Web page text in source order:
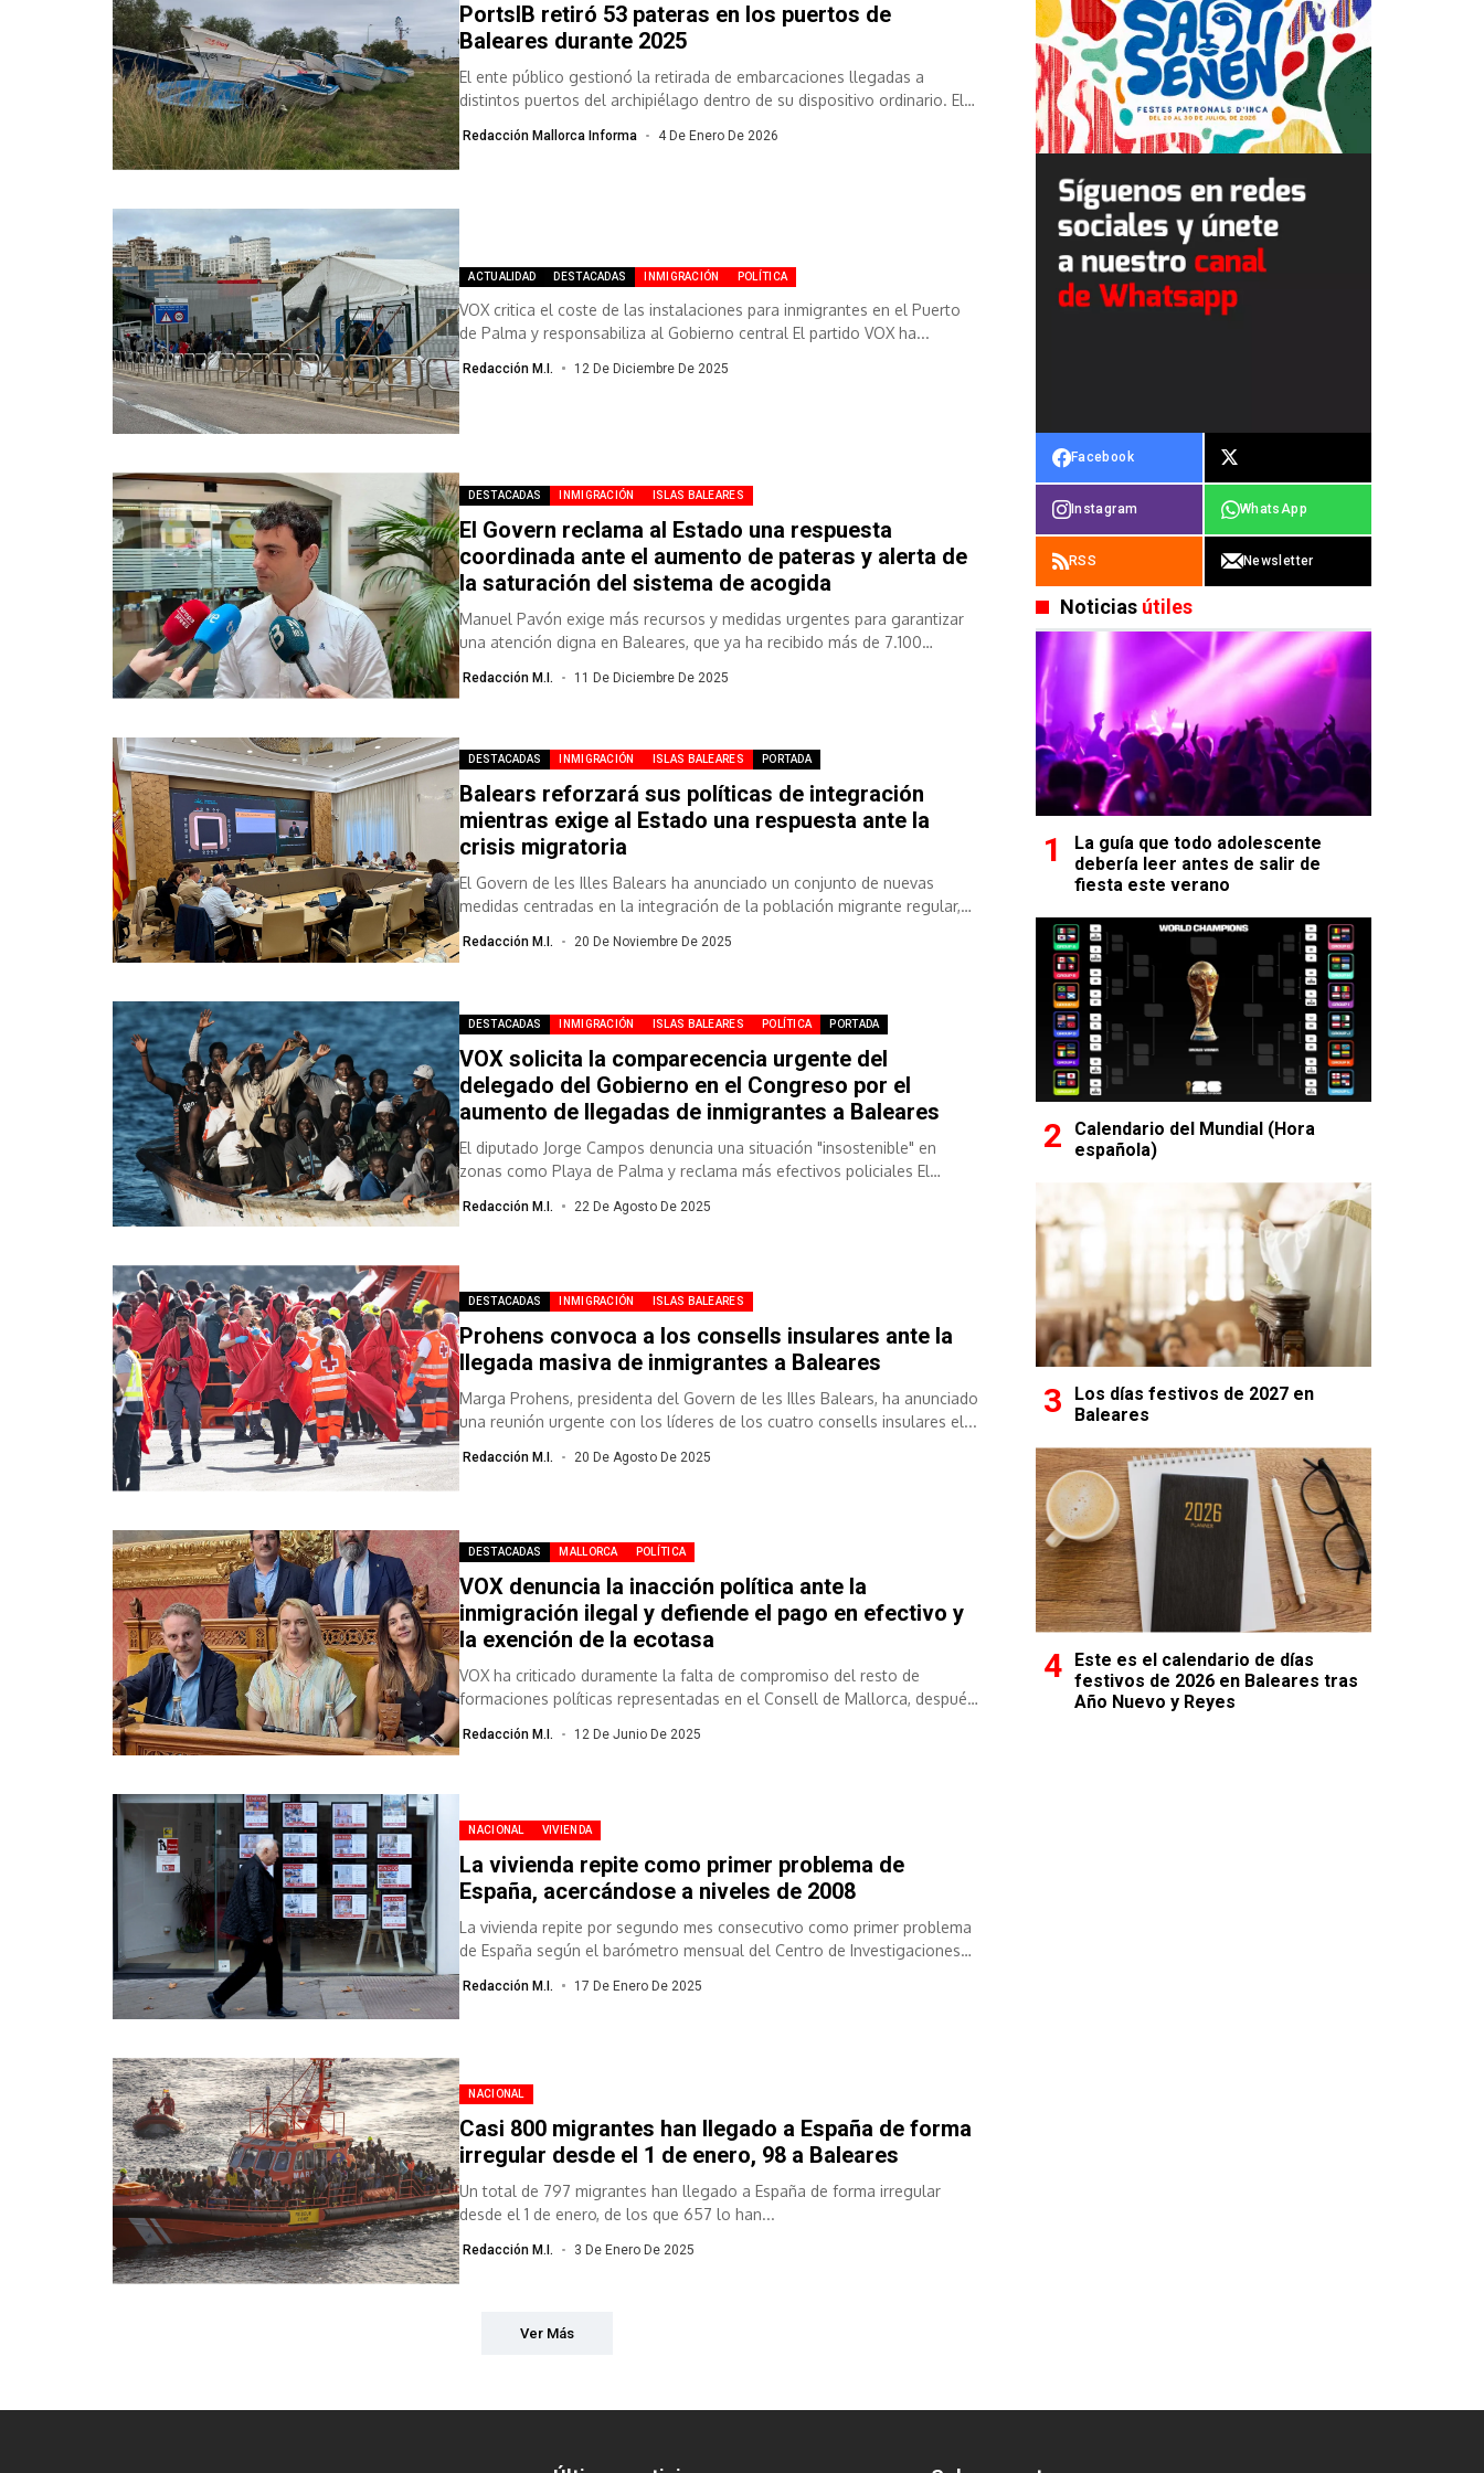
PortsIB retiró 53 pateras en los puertos de
Baleares durante 2025
El ente público gestionó la retirada de embarcaciones llegadas a
distintos puertos del archipiélago dentro de su dispositivo ordinario. El
Redacción Mallorca Informa 4 De Enero De 2026
ACTUALIDAD DESTACADAS INMIGRACIÓN POLÍTICA
VOX critica el coste de las instalaciones para inmigrantes en el Puerto
de Palma y responsabiliza al Gobierno central El partido VOX ha...
Redacción M.I. 12 De Diciembre De 2025
DESTACADAS INMIGRACIÓN ISLAS BALEARES
El Govern reclama al Estado una respuesta
coordinada ante el aumento de pateras y alerta de
la saturación del sistema de acogida
Manuel Pavón exige más recursos y medidas urgentes para garantizar
una atención digna en Baleares, que ya ha recibido más de 7.100
Redacción M.I. 11 De Diciembre De 2025
DESTACADAS INMIGRACIÓN ISLAS BALEARES PORTADA
Balears reforzará sus políticas de integración
mientras exige al Estado una respuesta ante la
crisis migratoria
El Govern de les Illes Balears ha anunciado un conjunto de nuevas
medidas centradas en la integración de la población migrante regular,
Redacción M.I. 20 De Noviembre De 2025
DESTACADAS INMIGRACIÓN ISLAS BALEARES POLÍTICA PORTADA
VOX solicita la comparecencia urgente del
delegado del Gobierno en el Congreso por el
aumento de llegadas de inmigrantes a Baleares
El diputado Jorge Campos denuncia una situación "insostenible" en
zonas como Playa de Palma y reclama más efectivos policiales El
Redacción M.I. 22 De Agosto De 2025
DESTACADAS INMIGRACIÓN ISLAS BALEARES
Prohens convoca a los consells insulares ante la
llegada masiva de inmigrantes a Baleares
Marga Prohens, presidenta del Govern de les Illes Balears, ha anunciado
una reunión urgente con los líderes de los cuatro consells insulares el...
Redacción M.I. 20 De Agosto De 2025
DESTACADAS MALLORCA POLÍTICA
VOX denuncia la inacción política ante la
inmigración ilegal y defiende el pago en efectivo y
la exención de la ecotasa
VOX ha criticado duramente la falta de compromiso del resto de
formaciones políticas representadas en el Consell de Mallorca, después
Redacción M.I. 12 De Junio De 2025
NACIONAL VIVIENDA
La vivienda repite como primer problema de
España, acercándose a niveles de 2008
La vivienda repite por segundo mes consecutivo como primer problema
de España según el barómetro mensual del Centro de Investigaciones
Redacción M.I. 17 De Enero De 2025
NACIONAL
Casi 800 migrantes han llegado a España de forma
irregular desde el 1 de enero, 98 a Baleares
Un total de 797 migrantes han llegado a España de forma irregular
desde el 1 de enero, de los que 657 lo han...
Redacción M.I. 3 De Enero De 2025
Ver Más
Facebook
Instagram WhatsApp
RSS Newsletter
Noticias útiles
La guía que todo adolescente
debería leer antes de salir de
fiesta este verano
Calendario del Mundial (Hora
española)
Los días festivos de 2027 en
Baleares
Este es el calendario de días
festivos de 2026 en Baleares tras
Año Nuevo y Reyes